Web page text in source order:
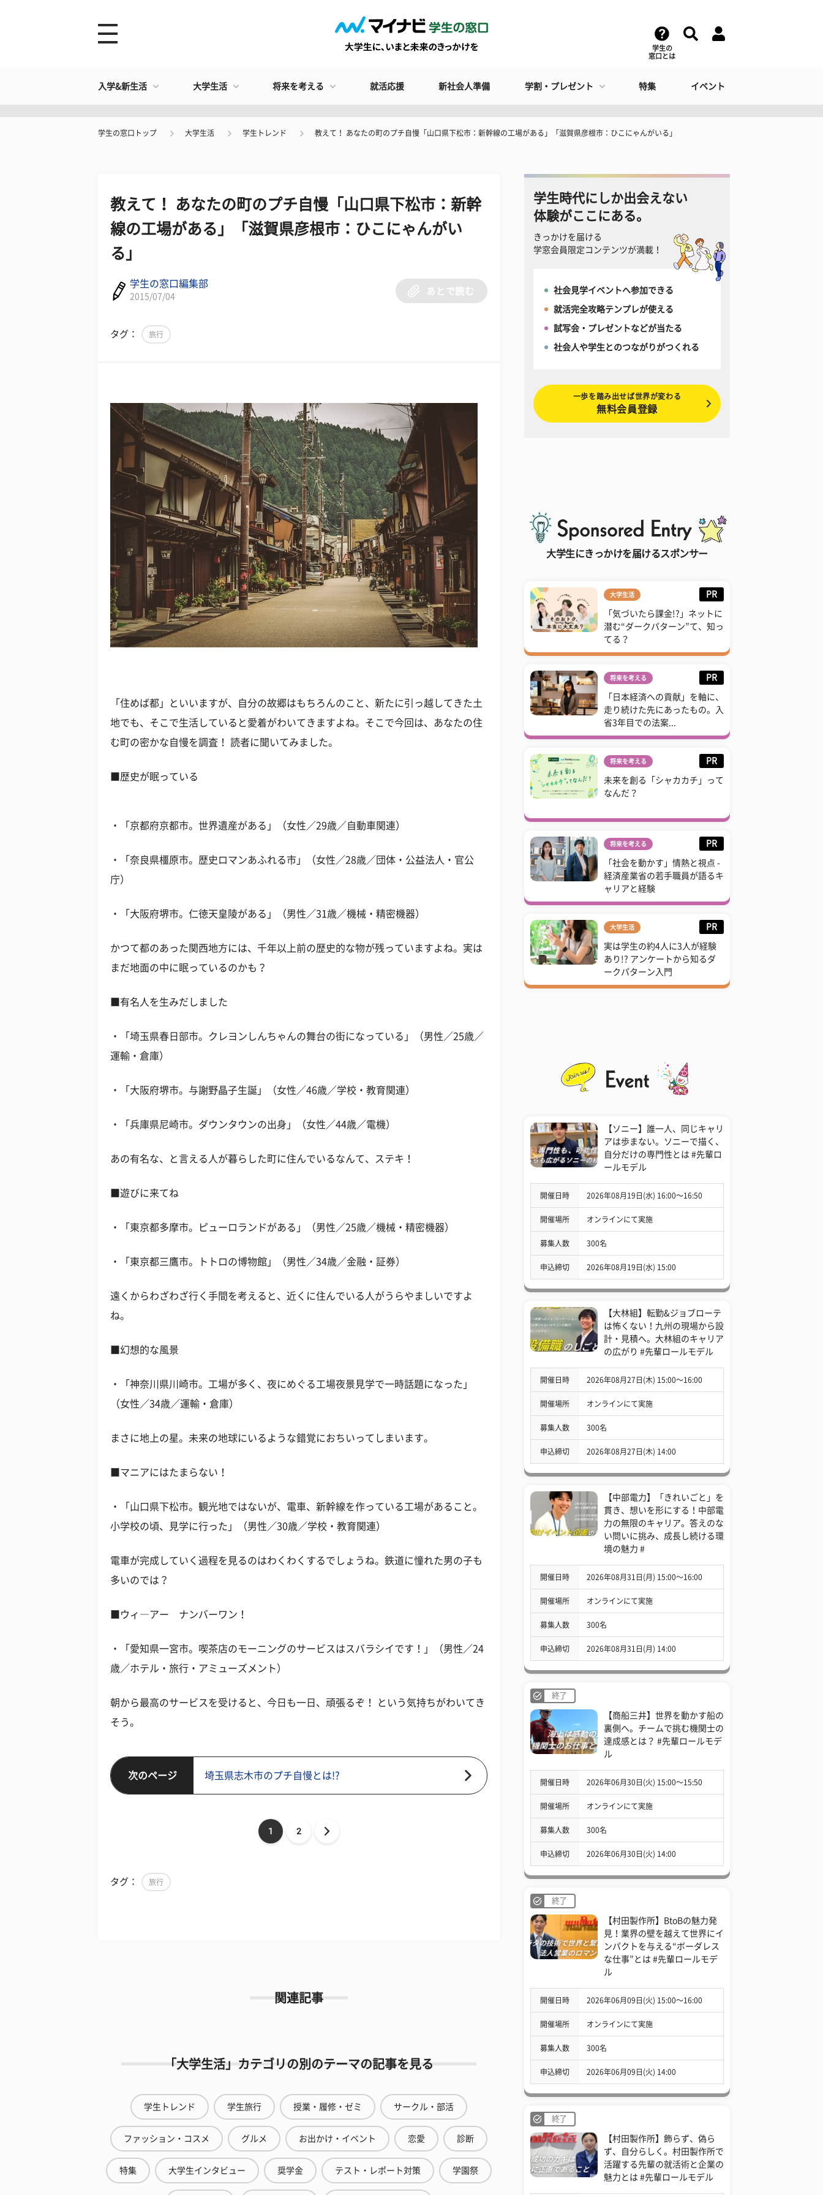
学生の
窓口とは
入学&新生活 大学生活 将来を考える 就活応援 新社会人準備 学割・プレゼント 特集 イベント
学生の窓口トップ 大学生活 学生トレンド 教えて！ あなたの町のプチ自慢「山口県下松市：新幹線の工場がある」「滋賀県彦根市：ひこにゃんがいる」
教えて！ あなたの町のプチ自慢「山口県下松市：新幹
線の工場がある」「滋賀県彦根市：ひこにゃんがい
る」
学生の窓口編集部
2015/07/04
あとで読む
タグ： 旅行
「住めば都」といいますが、自分の故郷はもちろんのこと、新たに引っ越してきた土
地でも、そこで生活していると愛着がわいてきますよね。そこで今回は、あなたの住
む町の密かな自慢を調査！ 読者に聞いてみました。
■歴史が眠っている
・「京都府京都市。世界遺産がある」（女性／29歳／自動車関連）
・「奈良県橿原市。歴史ロマンあふれる市」（女性／28歳／団体・公益法人・官公
庁）
・「大阪府堺市。仁徳天皇陵がある」（男性／31歳／機械・精密機器）
かつて都のあった関西地方には、千年以上前の歴史的な物が残っていますよね。実は
まだ地面の中に眠っているのかも？
■有名人を生みだしました
・「埼玉県春日部市。クレヨンしんちゃんの舞台の街になっている」（男性／25歳／
運輸・倉庫）
・「大阪府堺市。与謝野晶子生誕」（女性／46歳／学校・教育関連）
・「兵庫県尼崎市。ダウンタウンの出身」（女性／44歳／電機）
あの有名な、と言える人が暮らした町に住んでいるなんて、ステキ！
■遊びに来てね
・「東京都多摩市。ピューロランドがある」（男性／25歳／機械・精密機器）
・「東京都三鷹市。トトロの博物館」（男性／34歳／金融・証券）
遠くからわざわざ行く手間を考えると、近くに住んでいる人がうらやましいですよ
ね。
■幻想的な風景
・「神奈川県川崎市。工場が多く、夜にめぐる工場夜景見学で一時話題になった」
（女性／34歳／運輸・倉庫）
まさに地上の星。未来の地球にいるような錯覚におちいってしまいます。
■マニアにはたまらない！
・「山口県下松市。観光地ではないが、電車、新幹線を作っている工場があること。
小学校の頃、見学に行った」（男性／30歳／学校・教育関連）
電車が完成していく過程を見るのはわくわくするでしょうね。鉄道に憧れた男の子も
多いのでは？
■ウィ―アー ナンバーワン！
・「愛知県一宮市。喫茶店のモーニングのサービスはスバラシイです！」（男性／24
歳／ホテル・旅行・アミューズメント）
朝から最高のサービスを受けると、今日も一日、頑張るぞ！ という気持ちがわいてき
そう。
次のページ 埼玉県志木市のプチ自慢とは!?
1 2
タグ： 旅行
関連記事
「大学生活」カテゴリの別のテーマの記事を見る
学生トレンド 学生旅行 授業・履修・ゼミ サークル・部活
ファッション・コスメ グルメ お出かけ・イベント 恋愛 診断
特集 大学生インタビュー 奨学金 テスト・レポート対策 学園祭
学生時代にしか出会えない
体験がここにある。
きっかけを届ける
学窓会員限定コンテンツが満載！
社会見学イベントへ参加できる
就活完全攻略テンプレが使える
試写会・プレゼントなどが当たる
社会人や学生とのつながりがつくれる
一歩を踏み出せば世界が変わる
無料会員登録
大学生にきっかけを届けるスポンサー
大学生活 PR
「気づいたら課金!?」ネットに
潜む“ダークパターン”て、知っ
てる？
将来を考える PR
「日本経済への貢献」を軸に、
走り続けた先にあったもの。入
省3年目での法案...
将来を考える PR
未来を創る「シャカカチ」って
なんだ？
将来を考える PR
「社会を動かす」情熱と視点 -
経済産業省の若手職員が語るキ
ャリアと経験
大学生活 PR
実は学生の約4人に3人が経験
あり!? アンケートから知るダ
ークパターン入門
【ソニー】誰一人、同じキャリ
アは歩まない。ソニーで描く、
自分だけの専門性とは #先輩ロ
ールモデル
開催日時 2026年08月19日(水) 16:00〜16:50
開催場所 オンラインにて実施
募集人数 300名
申込締切 2026年08月19日(水) 15:00
【大林組】転勤&ジョブローテ
は怖くない！九州の現場から設
計・見積へ。大林組のキャリア
の広がり #先輩ロールモデル
開催日時 2026年08月27日(木) 15:00〜16:00
開催場所 オンラインにて実施
募集人数 300名
申込締切 2026年08月27日(木) 14:00
【中部電力】「きれいごと」を
貫き、想いを形にする！中部電
力の無限のキャリア。答えのな
い問いに挑み、成長し続ける環
境の魅力 #
開催日時 2026年08月31日(月) 15:00〜16:00
開催場所 オンラインにて実施
募集人数 300名
申込締切 2026年08月31日(月) 14:00
終了
【商船三井】世界を動かす船の
裏側へ。チームで挑む機関士の
達成感とは？ #先輩ロールモデ
ル
開催日時 2026年06月30日(火) 15:00〜15:50
開催場所 オンラインにて実施
募集人数 300名
申込締切 2026年06月30日(火) 14:00
終了
【村田製作所】BtoBの魅力発
見！業界の壁を越えて世界にイ
ンパクトを与える“ボーダレス
な仕事”とは #先輩ロールモデ
ル
開催日時 2026年06月09日(火) 15:00〜16:00
開催場所 オンラインにて実施
募集人数 300名
申込締切 2026年06月09日(火) 14:00
終了
【村田製作所】飾らず、偽ら
ず、自分らしく。村田製作所で
活躍する先輩の就活術と企業の
魅力とは #先輩ロールモデル